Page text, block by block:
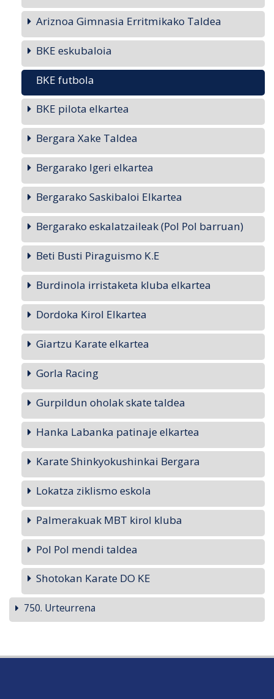
Ariznoa Gimnasia Erritmikako Taldea
BKE eskubaloia
BKE futbola
BKE pilota elkartea
Bergara Xake Taldea
Bergarako Igeri elkartea
Bergarako Saskibaloi Elkartea
Bergarako eskalatzaileak (Pol Pol barruan)
Beti Busti Piraguismo K.E
Burdinola irristaketa kluba elkartea
Dordoka Kirol Elkartea
Giartzu Karate elkartea
Gorla Racing
Gurpildun oholak skate taldea
Hanka Labanka patinaje elkartea
Karate Shinkyokushinkai Bergara
Lokatza ziklismo eskola
Palmerakuak MBT kirol kluba
Pol Pol mendi taldea
Shotokan Karate DO KE
750. Urteurrena